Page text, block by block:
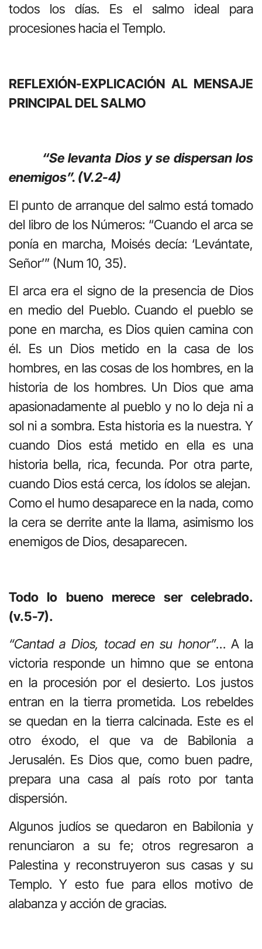
todos los días. Es el salmo ideal para
procesiones hacia el Templo.
REFLEXIÓN-EXPLICACIÓN AL MENSAJE
PRINCIPAL DEL SALMO
“Se levanta Dios y se dispersan los
enemigos”. (V.2-4)
El punto de arranque del salmo está tomado
del libro de los Números: “Cuando el arca se
ponía en marcha, Moisés decía: ‘Levántate,
Señor’” (Num 10, 35).
El arca era el signo de la presencia de Dios
en medio del Pueblo. Cuando el pueblo se
pone en marcha, es Dios quien camina con
él. Es un Dios metido en la casa de los
hombres, en las cosas de los hombres, en la
historia de los hombres. Un Dios que ama
apasionadamente al pueblo y no lo deja ni a
sol ni a sombra. Esta historia es la nuestra. Y
cuando Dios está metido en ella es una
historia bella, rica, fecunda. Por otra parte,
cuando Dios está cerca, los ídolos se alejan.
Como el humo desaparece en la nada, como
la cera se derrite ante la llama, asimismo los
enemigos de Dios, desaparecen.
Todo lo bueno merece ser celebrado.
(v.5-7).
“Cantad a Dios, tocad en su honor”… A la
victoria responde un himno que se entona
en la procesión por el desierto. Los justos
entran en la tierra prometida. Los rebeldes
se quedan en la tierra calcinada. Este es el
otro éxodo, el que va de Babilonia a
Jerusalén. Es Dios que, como buen padre,
prepara una casa al país roto por tanta
dispersión.
Algunos judíos se quedaron en Babilonia y
renunciaron a su fe; otros regresaron a
Palestina y reconstruyeron sus casas y su
Templo. Y esto fue para ellos motivo de
alabanza y acción de gracias.